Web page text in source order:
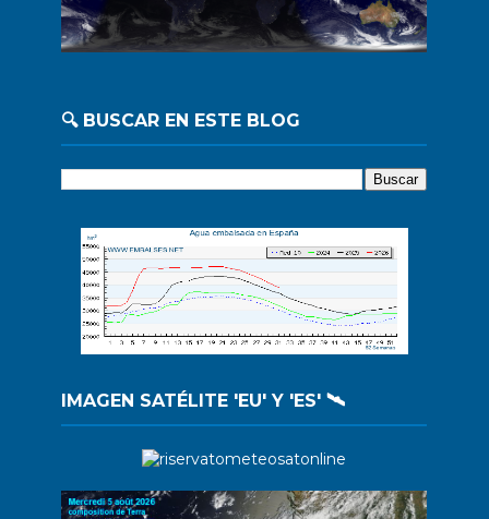
🔍 BUSCAR EN ESTE BLOG
IMAGEN SATÉLITE 'EU' Y 'ES' 🛰️